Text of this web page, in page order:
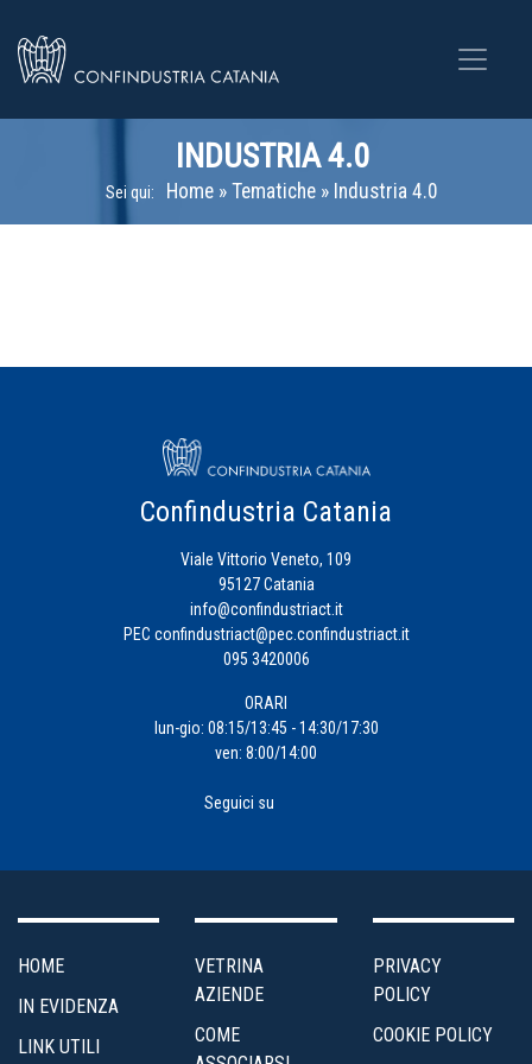
INDUSTRIA 4.0
Sei qui: Home » Tematiche » Industria 4.0
Confindustria Catania
Viale Vittorio Veneto, 109
95127 Catania
info@confindustriact.it
PEC confindustriact@pec.confindustriact.it
095 3420006
ORARI
lun-gio: 08:15/13:45 - 14:30/17:30
ven: 8:00/14:00
Seguici su
HOME
IN EVIDENZA
LINK UTILI
VETRINA
AZIENDE
COME
PRIVACY
POLICY
COOKIE POLICY